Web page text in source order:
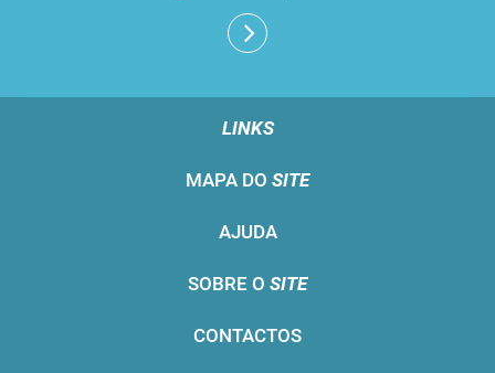
LINKS
MAPA DO SITE
AJUDA
SOBRE O SITE
CONTACTOS